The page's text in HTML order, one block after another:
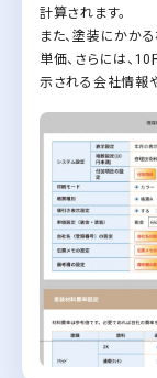
計算されます。
また、塗装にかか
単価、さらには、
示される会社情報